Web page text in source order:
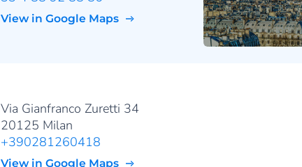
View in Google Maps
Via Gianfranco Zuretti 34
20125 Milan
+390281260418
View in Google Maps